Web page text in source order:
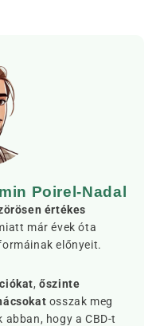
Poirel-Nadal
értékes
már évek óta
előnyeit.
,őszinte
osszak meg
abban, hogy a CBD-t